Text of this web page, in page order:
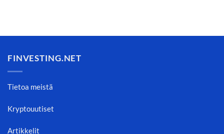
FINVESTING.NET
Tietoa meistä
Kryptouutiset
Artikkelit